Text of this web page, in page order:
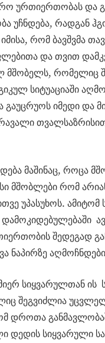
ურთიერთობას და
რადგან
რომ ბავშვმა
და თვით
მშობელს, რომელიც
სიტუაციაში
გაუცრუოს იმედი და
მაშინაც, როცა
მშობლები რომ
უპასუხოს. ამიტომ
დამოკიდებულებაში
შედეგად
ნაპირზე
სიყვარულთან
შეგვიძლია
დროთა
დედის სიყვარული